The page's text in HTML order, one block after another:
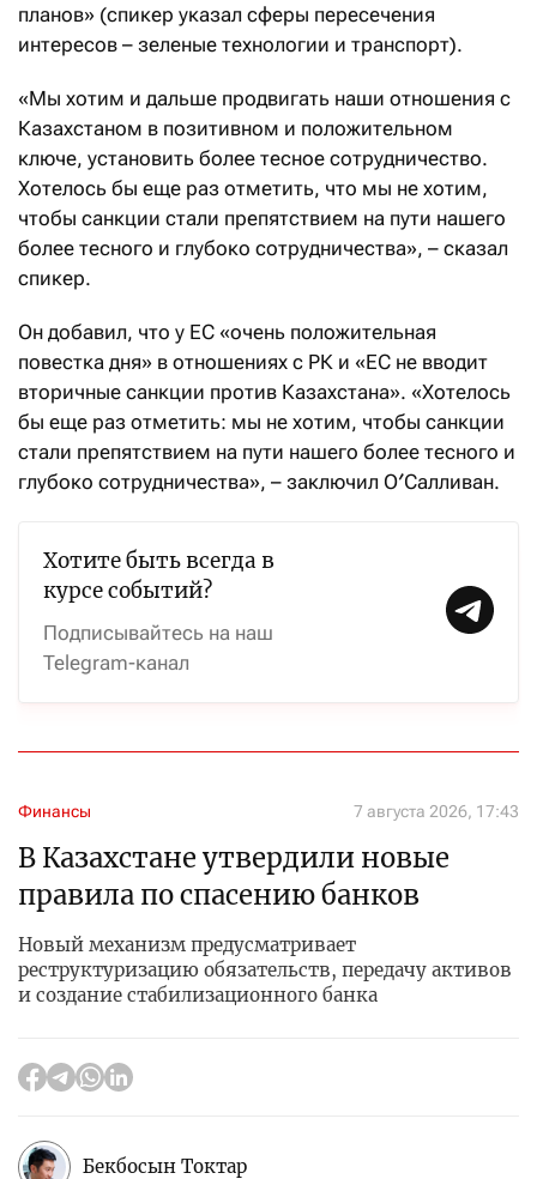
планов» (спикер указал сферы пересечения
интересов – зеленые технологии и транспорт).
«Мы хотим и дальше продвигать наши отношения с
Казахстаном в позитивном и положительном
ключе, установить более тесное сотрудничество.
Хотелось бы еще раз отметить, что мы не хотим,
чтобы санкции стали препятствием на пути нашего
более тесного и глубоко сотрудничества», – сказал
спикер.
Он добавил, что у ЕС «очень положительная
повестка дня» в отношениях с РК и «ЕС не вводит
вторичные санкции против Казахстана». «Хотелось
бы еще раз отметить: мы не хотим, чтобы санкции
стали препятствием на пути нашего более тесного и
глубоко сотрудничества», – заключил О′Салливан.
Хотите быть всегда в
курсе событий?
Подписывайтесь на наш
Telegram-канал
Финансы 7 августа 2026, 17:43
В Казахстане утвердили новые
правила по спасению банков
Новый механизм предусматривает
реструктуризацию обязательств, передачу активов
и создание стабилизационного банка
Бекбосын Токтар